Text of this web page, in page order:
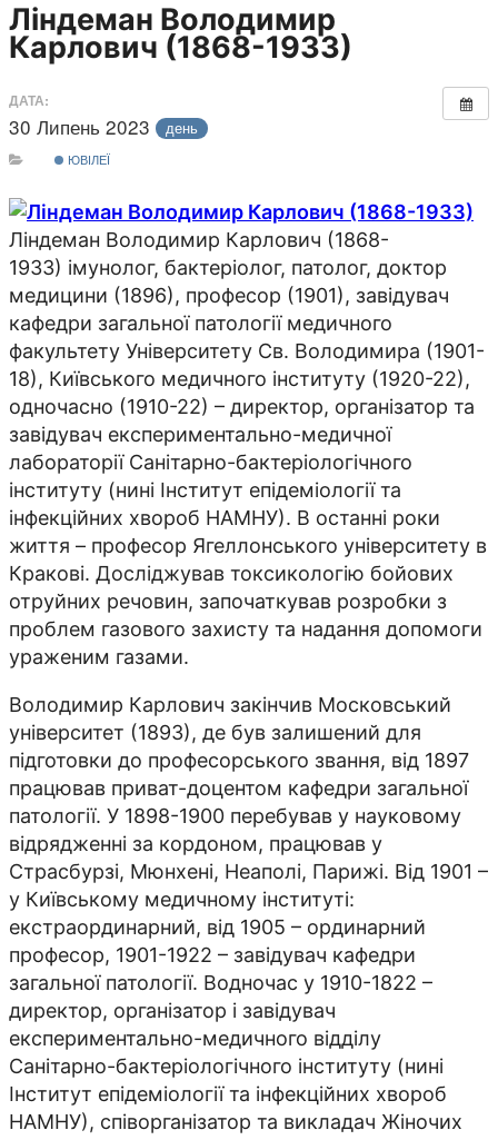
Ліндеман Володимир
Карлович (1868-1933)
ДАТА:
30 Липень 2023 день
ЮВІЛЕЇ
Ліндеман Володимир Карлович (1868-
1933) імунолог, бактеріолог, патолог, доктор
медицини (1896), професор (1901), завідувач
кафедри загальної патології медичного
факультету Університету Св. Володимира (1901-
18), Київського медичного інституту (1920-22),
одночасно (1910-22) – директор, організатор та
завідувач експериментально-медичної
лабораторії Санітарно-бактеріологічного
інституту (нині Інститут епідеміології та
інфекційних хвороб НАМНУ). В останні роки
життя – професор Ягеллонського університету в
Кракові. Досліджував токсикологію бойових
отруйних речовин, започаткував розробки з
проблем газового захисту та надання допомоги
ураженим газами.
Володимир Карлович закінчив Московський
університет (1893), де був залишений для
підготовки до професорського звання, від 1897
працював приват-доцентом кафедри загальної
патології. У 1898-1900 перебував у науковому
відрядженні за кордоном, працював у
Страсбурзі, Мюнхені, Неаполі, Парижі. Від 1901 –
у Київському медичному інституті:
екстраординарний, від 1905 – ординарний
професор, 1901-1922 – завідувач кафедри
загальної патології. Водночас у 1910-1822 –
директор, організа­тор і завідувач
експериментально-медичного відділу
Санітарно-бактеріологічного інституту (нині
Інститут епідеміології та інфекційних хвороб
НАМНУ), співорганізатор та викладач Жіночих